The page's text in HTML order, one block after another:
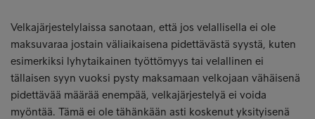
Velkajärjestelylaissa sanotaan, että jos velallisella ei ole
maksuvaraa jostain väliaikaisena pidettävästä syystä, kuten
esimerkiksi lyhytaikainen työttömyys tai velallinen ei
tällaisen syyn vuoksi pysty maksamaan velkojaan vähäisenä
pidettävää määrää enempää, velkajärjestelyä ei voida
myöntää. Tämä ei ole tähänkään asti koskenut yksityisenä